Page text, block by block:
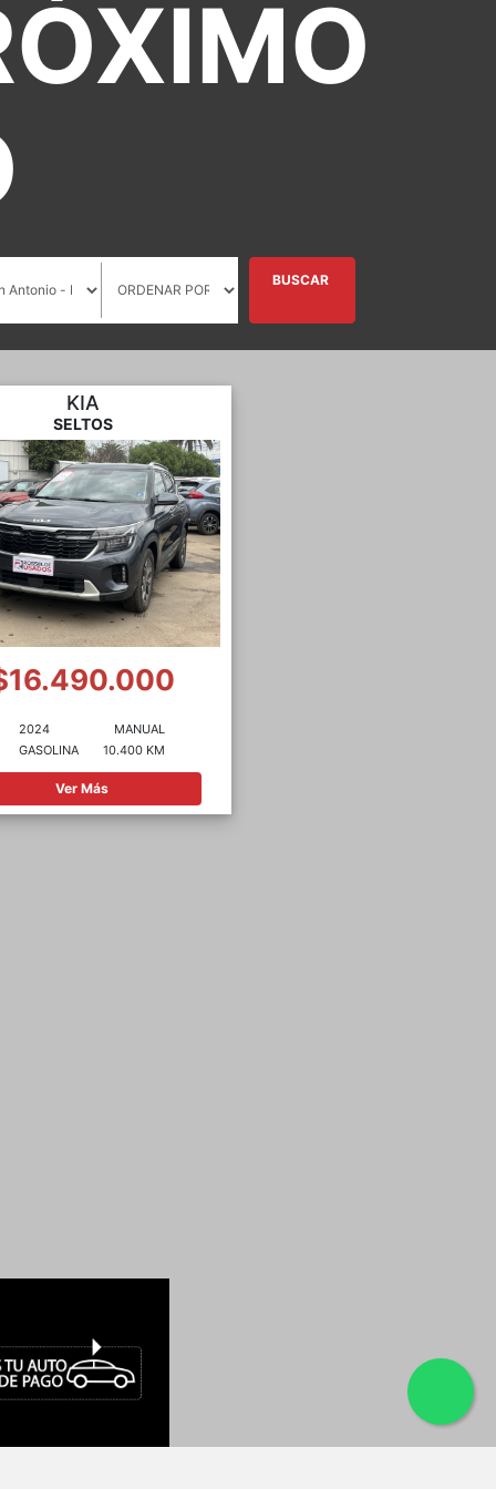
BUSCAR
KIA
SELTOS
2024
GASOLINA
MANUAL
10.400 KM
Ver Más